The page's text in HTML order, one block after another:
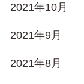
2021年10月
2021年9月
2021年8月